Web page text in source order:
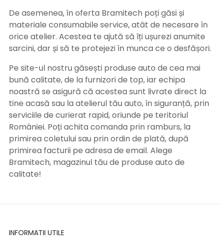
De asemenea, în oferta Bramitech poți găsi și
materiale consumabile service, atât de necesare în
orice atelier. Acestea te ajută să îți ușurezi anumite
sarcini, dar și să te protejezi în munca ce o desfășori.
Pe site-ul nostru găsești produse auto de cea mai
bună calitate, de la furnizori de top, iar echipa
noastră se asigură că acestea sunt livrate direct la
tine acasă sau la atelierul tău auto, în siguranță, prin
serviciile de curierat rapid, oriunde pe teritoriul
României. Poți achita comanda prin ramburs, la
primirea coletului sau prin ordin de plată, după
primirea facturii pe adresa de email. Alege
Bramitech, magazinul tău de produse auto de
calitate!
INFORMATII UTILE